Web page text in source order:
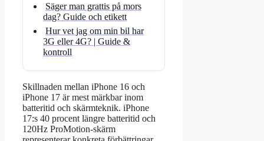
Säger man grattis på mors
dag? Guide och etikett
Hur vet jag om min bil har
3G eller 4G? | Guide &
kontroll
Skillnaden mellan iPhone 16 och
iPhone 17 är mest märkbar inom
batteritid och skärmteknik. iPhone
17:s 40 procent längre batteritid och
120Hz ProMotion-skärm